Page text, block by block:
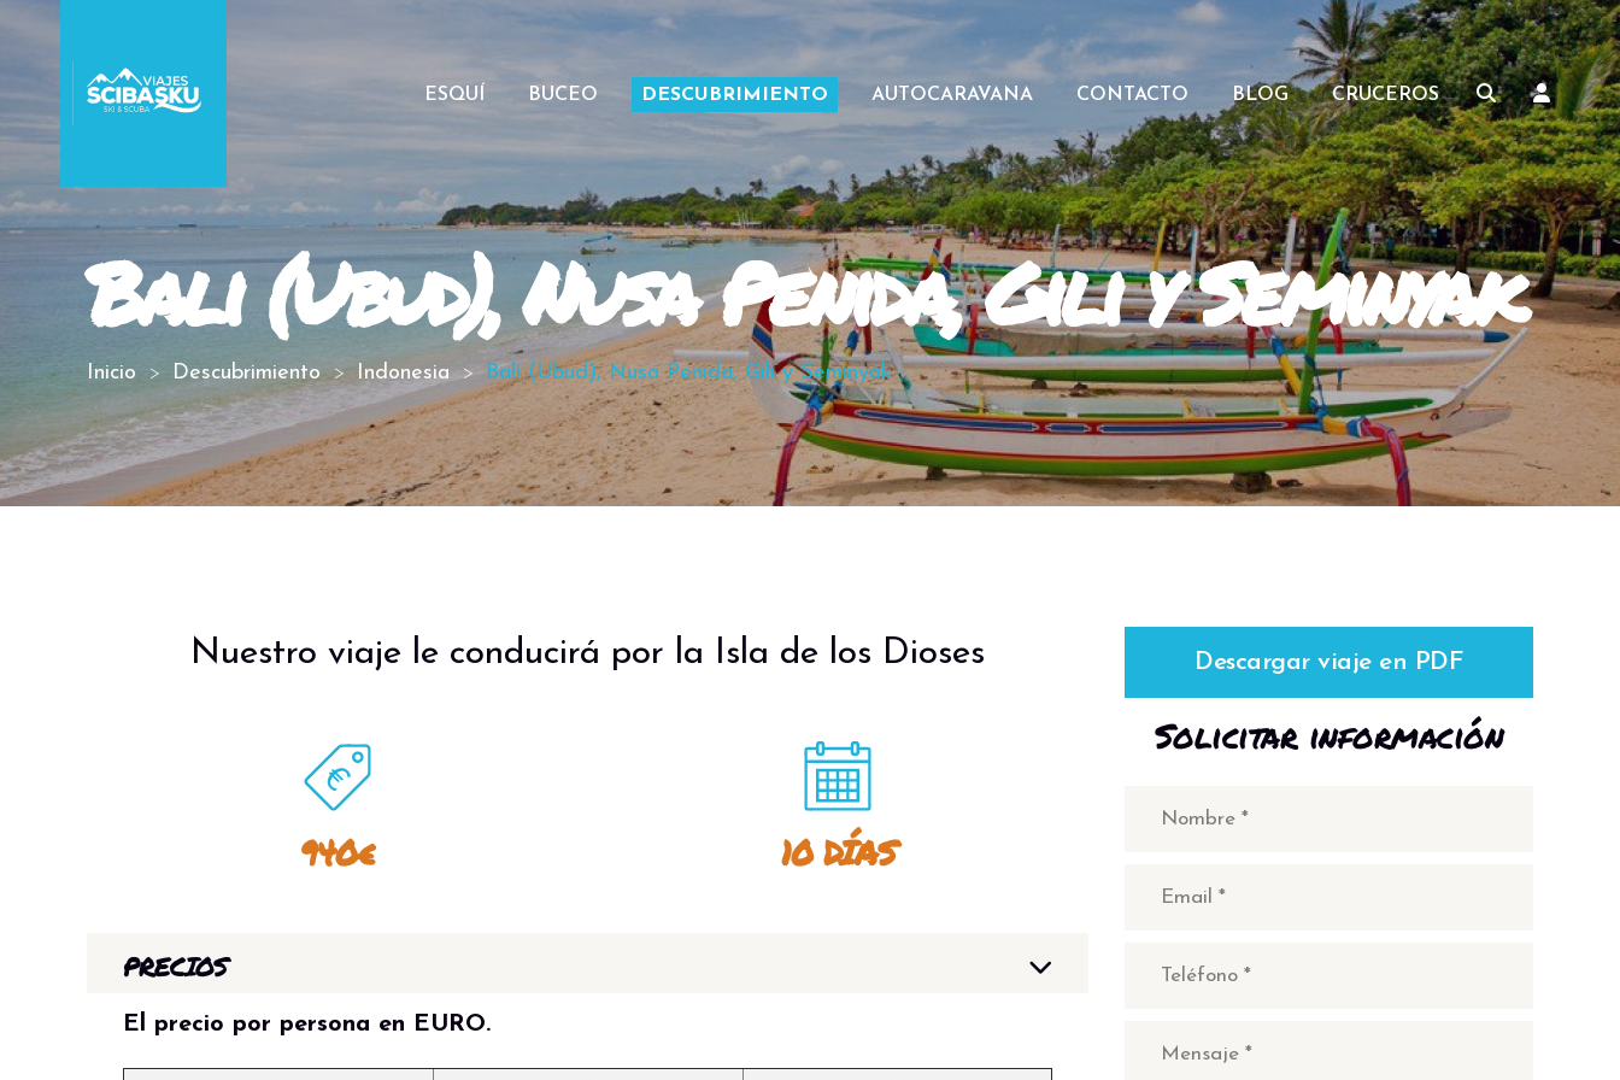
ESQUÍ BUCEO DESCUBRIMIENTO AUTOCARAVANA CONTACTO BLOG CRUCEROS
Bali (Ubud), Nusa Penida, Gili y Seminyak
Inicio Descubrimiento Indonesia Bali (Ubud), Nusa Penida, Gili y Seminyak
Nuestro viaje le conducirá por la Isla de los Dioses
940€ 10 DÍAS
PRECIOS
El precio por persona en EURO.
Descargar viaje en PDF
Solicitar información